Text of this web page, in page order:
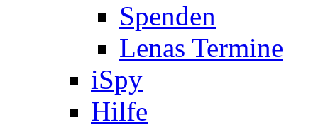
Spenden
Lenas Termine
iSpy
Hilfe